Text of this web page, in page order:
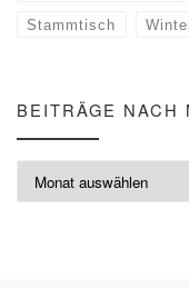
Stammtisch
BEITRÄGE NACH